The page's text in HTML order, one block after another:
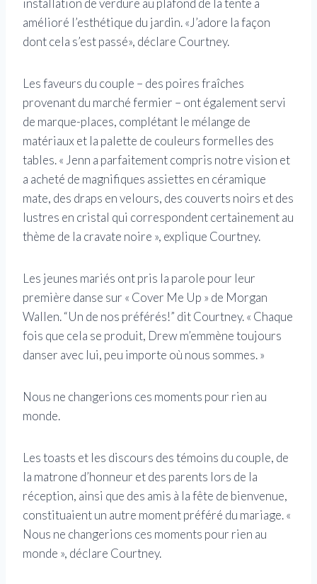
installation de verdure au plafond de la tente a
amélioré l’esthétique du jardin. «J’adore la façon
dont cela s’est passé», déclare Courtney.
Les faveurs du couple – des poires fraîches
provenant du marché fermier – ont également servi
de marque-places, complétant le mélange de
matériaux et la palette de couleurs formelles des
tables. « Jenn a parfaitement compris notre vision et
a acheté de magnifiques assiettes en céramique
mate, des draps en velours, des couverts noirs et des
lustres en cristal qui correspondent certainement au
thème de la cravate noire », explique Courtney.
Les jeunes mariés ont pris la parole pour leur
première danse sur « Cover Me Up » de Morgan
Wallen. “Un de nos préférés!” dit Courtney. « Chaque
fois que cela se produit, Drew m’emmène toujours
danser avec lui, peu importe où nous sommes. »
Nous ne changerions ces moments pour rien au
monde.
Les toasts et les discours des témoins du couple, de
la matrone d’honneur et des parents lors de la
réception, ainsi que des amis à la fête de bienvenue,
constituaient un autre moment préféré du mariage. «
Nous ne changerions ces moments pour rien au
monde », déclare Courtney.